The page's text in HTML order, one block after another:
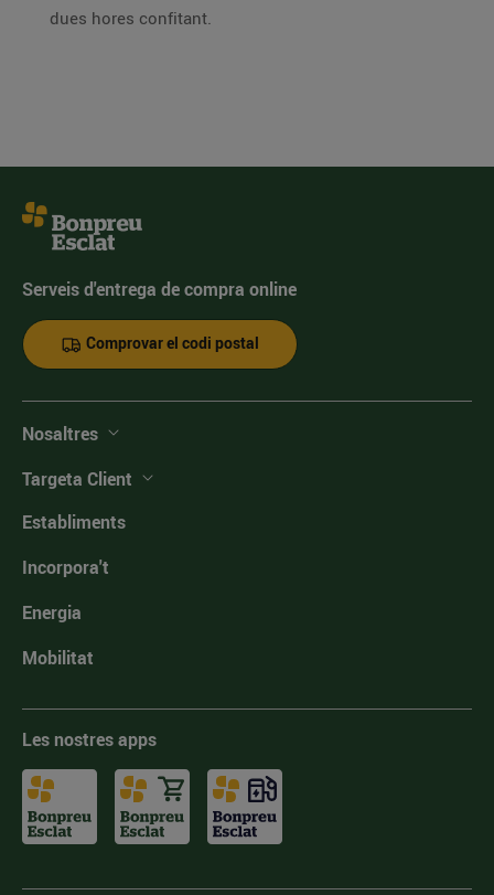
dues hores confitant.
Serveis d'entrega de compra online
Comprovar el codi postal
Nosaltres
Targeta Client
Establiments
Incorpora't
Energia
Mobilitat
Les nostres apps